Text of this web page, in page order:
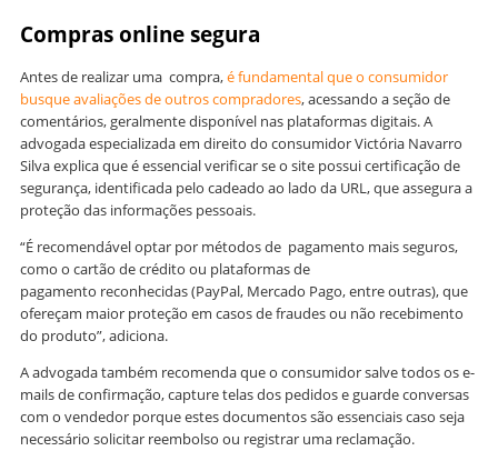
Compras online segura
Antes de realizar uma compra,é fundamental que o consumidor
busque avaliações de outros compradores, acessando a seção de
comentários, geralmente disponível nas plataformas digitais. A
advogada especializada em direito do consumidor Victória Navarro
Silva explica que é essencial verificar se o site possui certificação de
segurança, identificada pelo cadeado ao lado da URL, que assegura a
proteção das informações pessoais.
“É recomendável optar por métodos de pagamento mais seguros,
como o cartão de crédito ou plataformas de
pagamento reconhecidas (PayPal, Mercado Pago, entre outras), que
ofereçam maior proteção em casos de fraudes ou não recebimento
do produto”, adiciona.
A advogada também recomenda que o consumidor salve todos os e-
mails de confirmação, capture telas dos pedidos e guarde conversas
com o vendedor porque estes documentos são essenciais caso seja
necessário solicitar reembolso ou registrar uma reclamação.